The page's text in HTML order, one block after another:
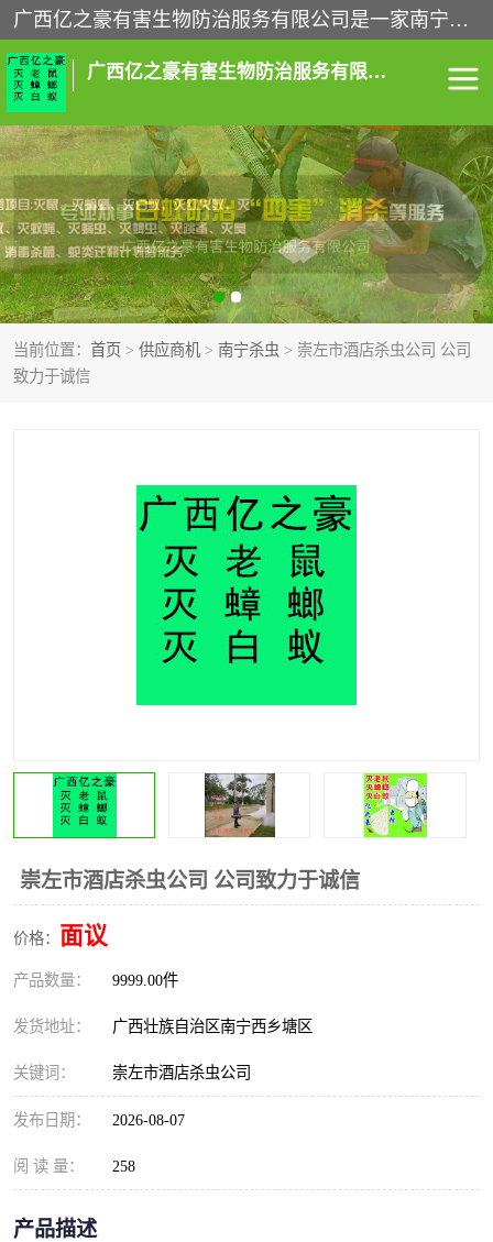
广西亿之豪有害生物防治服务有限公司是一家南宁灭鼠公司、灭蟑螂公司，南宁杀虫公司，南宁除虫公司，南宁灭跳蚤公司，南宁灭白蚁公司，南宁除四害公司,广西亿之豪有害生物防治服务有限公司专业灭蟑螂,除臭虫,其他害虫,服务上门,安全环保,售后保障,一次消杀，竭诚为您服务.
广西亿之豪有害生物防治服务有限公司
当前位置： 首页 > 供应商机 > 南宁杀虫 > 崇左市酒店杀虫公司 公司
致力于诚信
崇左市酒店杀虫公司 公司致力于诚信
价格： 面议
产品数量： 9999.00件
发货地址： 广西壮族自治区南宁西乡塘区
关键词： 崇左市酒店杀虫公司
发布日期： 2026-08-07
阅 读 量： 258
产品描述
南宁灭白蚁 南宁灭老鼠
南宁灭蟑螂 南宁杀虫
南宁除四害 南宁消杀
南宁除虫公司